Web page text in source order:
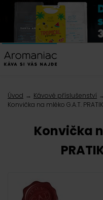
Úvod Kávové příslušenství
Konvička na mléko G.A.T.
Konvička